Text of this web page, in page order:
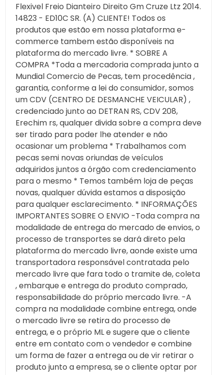
Flexivel Freio Dianteiro Direito Gm Cruze Ltz 2014.
14823 - ED10C SR. (A) CLIENTE! Todos os
produtos que estão em nossa plataforma e-
commerce tambem estão disponíveis na
plataforma do mercado livre. * SOBRE A
COMPRA *Toda a mercadoria comprada junto a
Mundial Comercio de Pecas, tem procedência ,
garantia, conforme a lei do consumidor, somos
um CDV (CENTRO DE DESMANCHE VEICULAR) ,
credenciado junto ao DETRAN RS, CDV 208,
Erechim rs, qualquer divida sobre a compra deve
ser tirado para poder lhe atender e não
ocasionar um problema * Trabalhamos com
pecas semi novas oriundas de veículos
adquiridos juntos a órgão com credenciamento
para o mesmo * Temos também loja de peças
novas, qualquer dúvida estamos a disposição
para qualquer esclarecimento. * INFORMAÇÕES
IMPORTANTES SOBRE O ENVIO -Toda compra na
modalidade de entrega do mercado de envios, o
processo de transportes se dará direto pela
plataforma do mercado livre, aonde existe uma
transportadora responsável contratada pelo
mercado livre que fara todo o tramite de, coleta
, embarque e entrega do produto comprado,
responsabilidade do próprio mercado livre. -A
compra na modalidade combine entrega, onde
o mercado livre se retira do processo de
entrega, e o próprio ML e sugere que o cliente
entre em contato com o vendedor e combine
um forma de fazer a entrega ou de vir retirar o
produto junto a empresa, se o cliente optar por